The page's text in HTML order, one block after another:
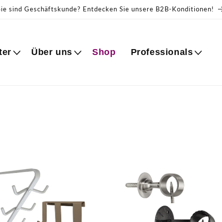
sind Geschäftskunde? Entdecken Sie unsere B2B-Konditionen!
Über uns Shop Professionals